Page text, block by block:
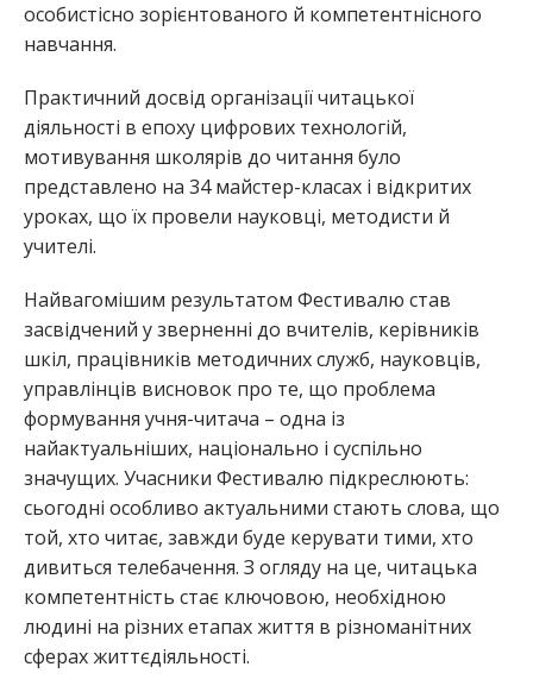
особистісно зорієнтованого й компетентнісного
навчання.
Практичний досвід організації читацької
діяльності в епоху цифрових технологій,
мотивування школярів до читання було
представлено на 34 майстер-класах і відкритих
уроках, що їх провели науковці, методисти й
учителі.
Найвагомішим результатом Фестивалю став
засвідчений у зверненні до вчителів, керівників
шкіл, працівників методичних служб, науковців,
управлінців висновок про те, що проблема
формування учня-читача – одна із
найактуальніших, національно і суспільно
значущих. Учасники Фестивалю підкреслюють:
сьогодні особливо актуальними стають слова, що
той, хто читає, завжди буде керувати тими, хто
дивиться телебачення. З огляду на це, читацька
компетентність стає ключовою, необхідною
людині на різних етапах життя в різноманітних
сферах життєдіяльності.